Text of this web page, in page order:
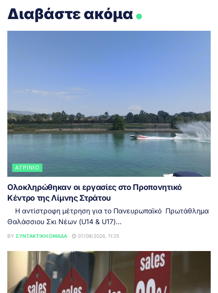
Διαβάστε ακόμα
ΑΓΡΊΝΙΟ
Ολοκληρώθηκαν οι εργασίες στο Προπονητικό
Κέντρο της Λίμνης Στράτου
Η αντίστροφη μέτρηση για το Πανευρωπαϊκό Πρωτάθλημα
Θαλάσσιου Σκι Νέων (U14 & U17)...
BY ΣΥΝΤΑΚΤΙΚΉ ΟΜΆΔΑ 07/08/2026, 11:25